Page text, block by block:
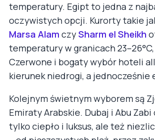
temperatury. Egipt to jedna z
oczywistych opcji. Kurorty takie
Marsa Alam czySharm el Sheikh
temperatury w granicach
Czerwone i bogaty wybór hoteli
kierunek niedrogi, a jednocześnie
Kolejnym świetnym wyborem są
Emiraty Arabskie. Dubaj i Abu
tylko ciepło i luksus, ale też